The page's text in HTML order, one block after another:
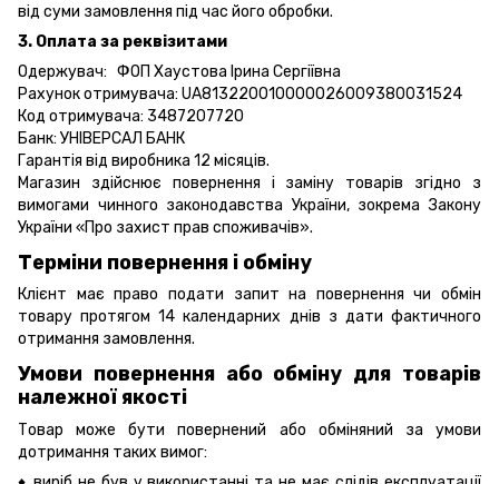
від суми замовлення під час його обробки.
3. Оплата за реквізитами
Одержувач: ФОП Хаустова Ірина Сергіївна
Рахунок отримувача: UA813220010000026009380031524
Код отримувача: 3487207720
Банк: УНІВЕРСАЛ БАНК
Гарантія від виробника 12 місяців.
Магазин здійснює повернення і заміну товарів згідно з
вимогами чинного законодавства України, зокремаЗакону
України «Про захист прав споживачів».
Терміни повернення і обміну
Клієнт має право подати запит на повернення чи обмін
товару протягом 14 календарних днів з дати фактичного
отримання замовлення.
Умови повернення або обміну для товарів
належної якості
Товар може бути повернений або обміняний за умови
дотримання таких вимог: